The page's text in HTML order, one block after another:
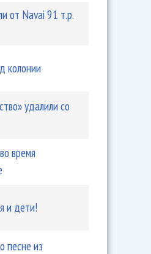
от Navai 91 т.р.
колонии
удалили со
время
и дети!
песне из